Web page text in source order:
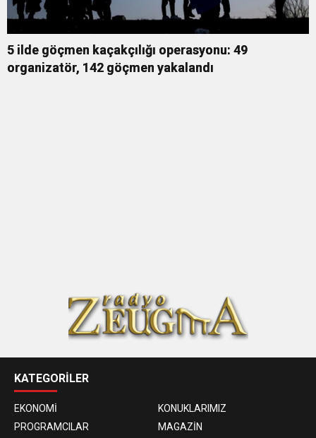
5 ilde göçmen kaçakçılığı operasyonu: 49
organizatör, 142 göçmen yakalandı
KATEGORİLER
EKONOMİ
KONUKLARIMIZ
PROGRAMCILAR
MAGAZİN